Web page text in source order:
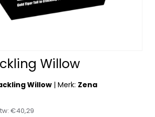
Willow
Willow | Merk: Zena
€40,29